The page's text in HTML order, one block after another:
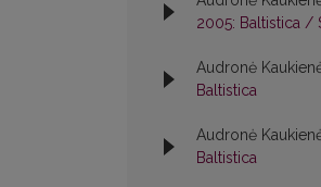
2005: Baltistica /
Audronė
Baltistica
Audronė
Baltistica